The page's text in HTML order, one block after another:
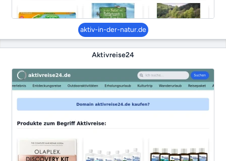
aktiv-in-der-natur.de
Aktivreise24